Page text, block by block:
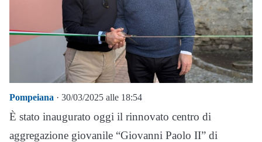
Pompeiana · 30/03/2025 alle 18:54
È stato inaugurato oggi il rinnovato centro di
aggregazione giovanile “Giovanni Paolo II” di